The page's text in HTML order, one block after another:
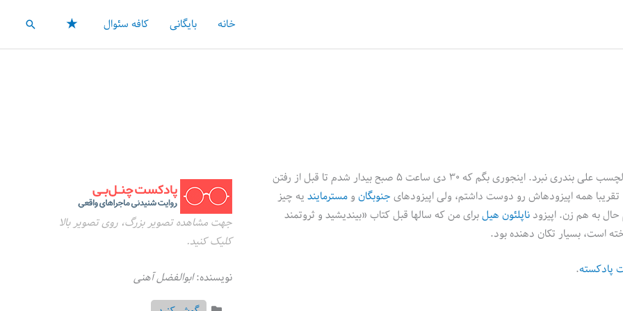
خانه بایگانی کافه سئوال ★ جستجو
نمیشه از پادکست فارسی حرف زد و نامی از چنل بی و صدای گرم و دلچسب علی بندری نبرد. اینجوری بگم که ۳۰ دی ساعت ۵ صبح بیدار شدم تا قبل از رفتن
همه اپیزودهاش رو دوست داشتم، ولی اپیزودهایجنوبگانومسترمایندیه چیز
به هم زن. اپیزودناپلئون هیلبرای من که سالها قبل کتاب «بیندیشید و ثروتمند
است، ‌بسیار تکان دهنده بود.
پادکسته.
جهت مشاهده تصویر بزرگ، روی تصویر بالا
کلیک کنید.
نویسنده:ابوالفضل آهنی